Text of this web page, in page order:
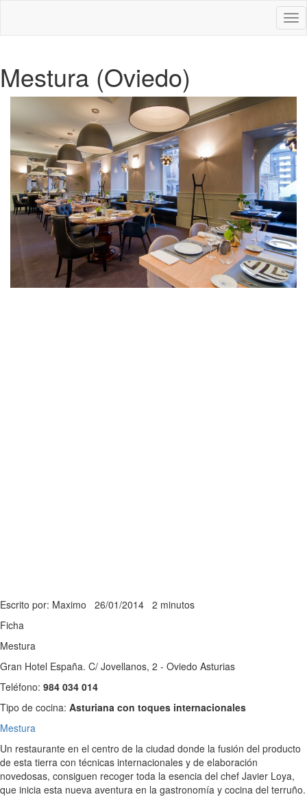
Mestura (Oviedo)
Escrito por: Maximo 26/01/2014 2 minutos
Ficha
Mestura
Gran Hotel España. C/ Jovellanos, 2 - Oviedo Asturias
Teléfono: 984 034 014
Tipo de cocina: Asturiana con toques internacionales
Mestura
Un restaurante en el centro de la ciudad donde la fusión del producto
de esta tierra con técnicas internacionales y de elaboración
novedosas, consiguen recoger toda la esencia del chef Javier Loya,
que inicia esta nueva aventura en la gastronomía y cocina del terruño.